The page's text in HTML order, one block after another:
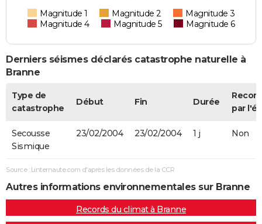
Magnitude 1 Magnitude 2
Magnitude 3
Magnitude 4
Magnitude 5 Magnitude 6
Derniers séismes déclarés catastrophe naturelle à
Branne
Type de
catastrophe
Début Fin Durée
par
Secousse
Sismique
23/02/2004 23/02/2004 1 j Non
Source : Linternaute.com d'après les données de la CCR
Autres informations environnementales sur Branne
Records du climat à Branne